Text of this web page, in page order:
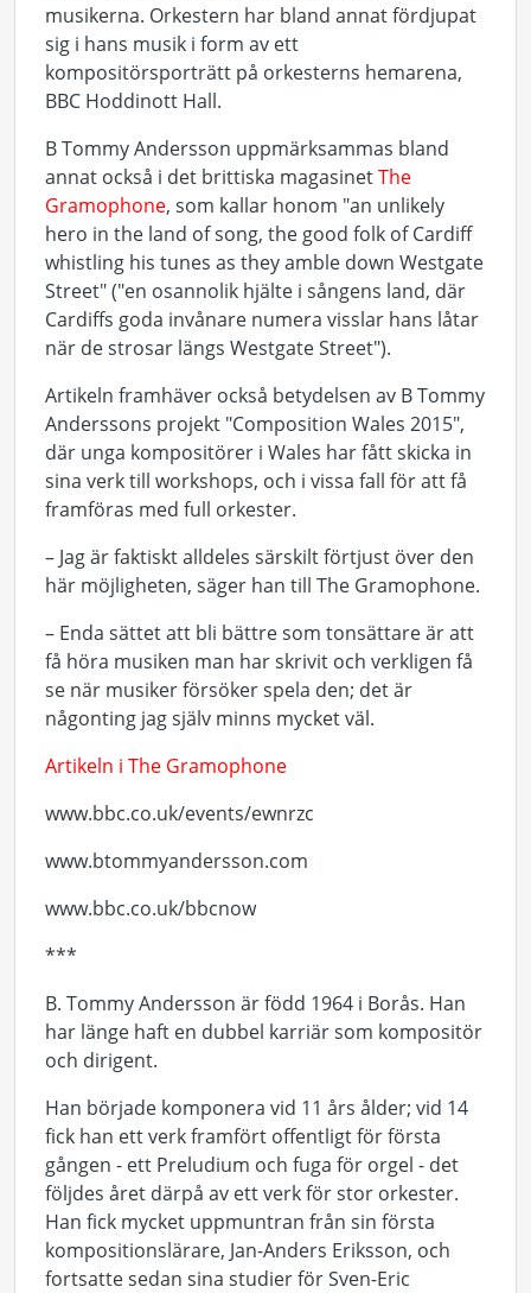
musikerna. Orkestern har bland annat fördjupat
sig i hans musik i form av ett
kompositörsporträtt på orkesterns hemarena,
BBC Hoddinott Hall.
B Tommy Andersson uppmärksammas bland
annat också i det brittiska magasinetThe
Gramophone, som kallar honom "an unlikely
hero in the land of song, the good folk of Cardiff
whistling his tunes as they amble down Westgate
Street" ("en osannolik hjälte i sångens land, där
Cardiffs goda invånare numera visslar hans låtar
när de strosar längs Westgate Street").
Artikeln framhäver också betydelsen av B Tommy
Anderssons projekt "Composition Wales 2015",
där unga kompositörer i Wales har fått skicka in
sina verk till workshops, och i vissa fall för att få
framföras med full orkester.
– Jag är faktiskt alldeles särskilt förtjust över den
här möjligheten, säger han till The Gramophone.
– Enda sättet att bli bättre som tonsättare är att
få höra musiken man har skrivit och verkligen få
se när musiker försöker spela den; det är
någonting jag själv minns mycket väl.
Artikeln i The Gramophone
www.bbc.co.uk/events/ewnrzc
www.btommyandersson.com
www.bbc.co.uk/bbcnow
***
B. Tommy Andersson är född 1964 i Borås. Han
har länge haft en dubbel karriär som kompositör
och dirigent.
Han började komponera vid 11 års ålder; vid 14
fick han ett verk framfört offentligt för första
gången - ett Preludium och fuga för orgel - det
följdes året därpå av ett verk för stor orkester.
Han fick mycket uppmuntran från sin första
kompositionslärare, Jan-Anders Eriksson, och
fortsatte sedan sina studier för Sven-Eric